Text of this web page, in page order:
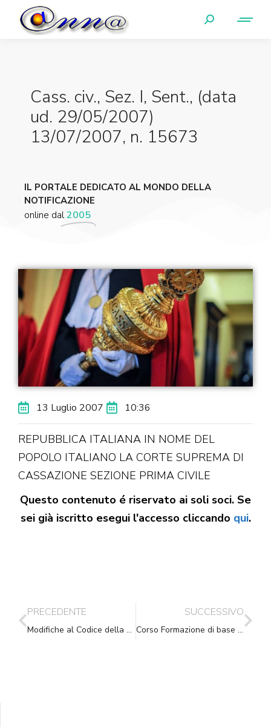
Cass. civ., Sez. I, Sent., (data
ud. 29/05/2007)
13/07/2007, n. 15673
IL PORTALE DEDICATO AL MONDO DELLA
NOTIFICAZIONE
online dal2005
13 Luglio 2007 10:36
REPUBBLICA ITALIANA IN NOME DEL
POPOLO ITALIANO LA CORTE SUPREMA DI
CASSAZIONE SEZIONE PRIMA CIVILE
Questo contenuto é riservato ai soli soci. Se
sei già iscritto esegui l'accesso cliccando qui.
PRECEDENTE
Modifiche al Codice della Strada: art. 201 del c.d.s.
SUCCESSIVO
Corso Formazione di base – Montecchio Emilia 28 settembre 2007